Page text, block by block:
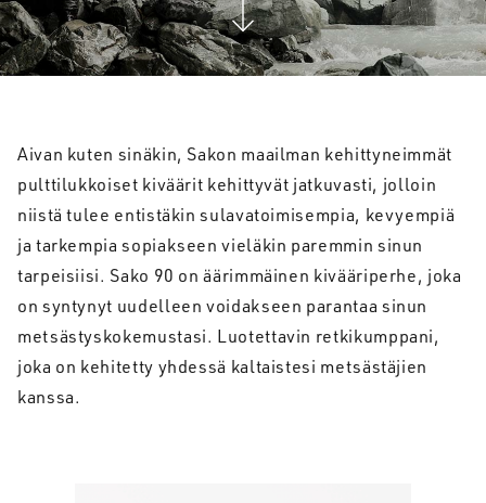
Aivan kuten sinäkin, Sakon maailman kehittyneimmät
pulttilukkoiset kiväärit kehittyvät jatkuvasti, jolloin
niistä tulee entistäkin sulavatoimisempia, kevyempiä
ja tarkempia sopiakseen vieläkin paremmin sinun
tarpeisiisi. Sako 90 on äärimmäinen kivääriperhe, joka
on syntynyt uudelleen voidakseen parantaa sinun
metsästyskokemustasi. Luotettavin retkikumppani,
joka on kehitetty yhdessä kaltaistesi metsästäjien
kanssa.